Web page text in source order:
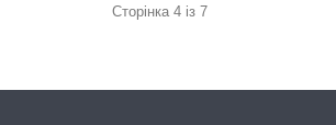
Сторінка 4 із 7